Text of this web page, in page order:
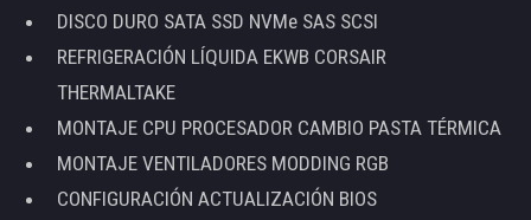
DISCO DURO SATA SSD NVMe SAS SCSI
REFRIGERACIÓN LÍQUIDA EKWB CORSAIR
THERMALTAKE
MONTAJE CPU PROCESADOR CAMBIO PASTA TÉRMICA
MONTAJE VENTILADORES MODDING RGB
CONFIGURACIÓN ACTUALIZACIÓN BIOS